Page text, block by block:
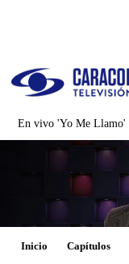
En vivo 'Yo Me Llamo'
Inicio Capítulos